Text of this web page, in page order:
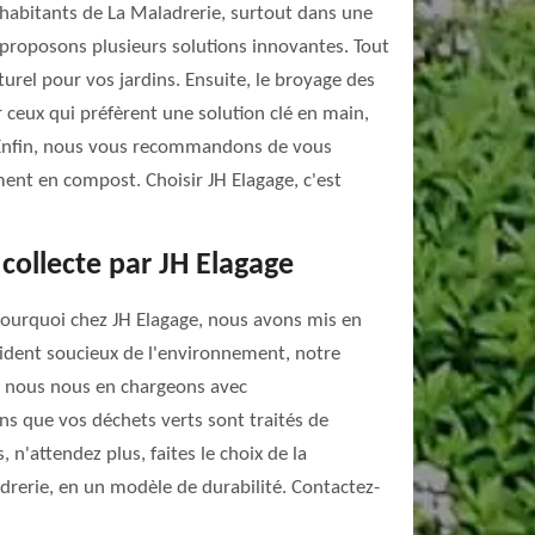
de La Maladrerie, surtout dans une
plusieurs solutions innovantes. Tout
pour vos jardins. Ensuite, le broyage des
qui préfèrent une solution clé en main,
nous vous recommandons de vous
en compost. Choisir JH Elagage, c'est
par JH Elagage
chez JH Elagage, nous avons mis en
soucieux de l'environnement, notre
nous en chargeons avec
que vos déchets verts sont traités de
n'attendez plus, faites le choix de la
en un modèle de durabilité. Contactez-